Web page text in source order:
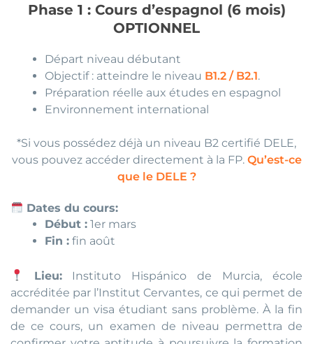
Phase 1 : Cours d’espagnol (6 mois)
OPTIONNEL
Départ niveau débutant
Objectif : atteindre le niveau B1.2 / B2.1.
Préparation réelle aux études en espagnol
Environnement international
*Si vous possédez déjà un niveau B2 certifié DELE,
vous pouvez accéder directement à la FP. Qu’est-ce
que le DELE ?
Dates du cours:
Début : 1er mars
Fin : fin août
Lieu:Instituto Hispánico de Murcia, école
accréditée par l’Institut Cervantes, ce qui permet de
demander un visa étudiant sans problème. À la fin
de ce cours, un examen de niveau permettra de